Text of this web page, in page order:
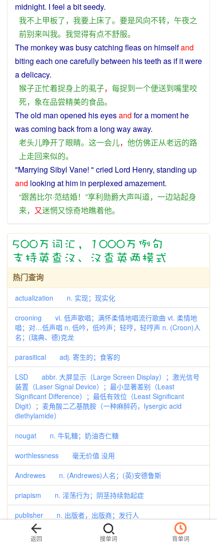
midnight. I feel a bitseedy.
我不上甲板了， 我要上床了。 要是风向不转， 午夜之
前别来叫我。 我觉得有点不舒服。
The monkeywasbusycatching fleason himselfand
biting each one carefully between histeeth as if itwere
adelicacy.
猴子正忙着捉身上的虱子， 每捉到一个便送到嘴里咬
死， 象在品尝精美的食品。
Theold man opened hiseyesand for a moment he
wascoming backfroma long wayaway.
老头儿睁开了眼睛。 这一会儿， 他仿佛正从老远的路
上走回来似的。
"Marrying Sibyl Vane! " cried Lord Henry, standing up
and looking at him in perplexed amazement.
“跟茜比尔·范结婚！”享利勋爵大声叫道， 一边站起身
来， 又迷惘又惊奇地瞧着他。
热门查询
actualization n. 实现；现实化
crooning vi. 低声歌唱；满怀柔情地唱流行歌曲 vt. 柔情地
唱；对…低声唱 n. 低吟，低吟声；轻哼，轻哼声 n. (Croon)人
名；(瑞典、德)克龙
parasitical adj. 寄生的；食客的
LSD abbr. 大屏显示（Large Screen Display）；激光信号
装置（Laser Signal Device）；最小显著差别（Least
Significant Difference）；最低有效位（Least Significant
Digit）；麦角酸二乙基酰胺（一种麻醉药，lysergic acid
diethylamide）
nougat n. 牛轧糖；奶油杏仁糖
worthlessness 毫无价值 没用
Andrewes n. (Andrewes)人名；(英)安德鲁斯
priapism n. 淫荡行为；阴茎持续勃起症
publisher n. 出版者，出版商；发行人
kick-start vt. 以下踢或下压动作来使机器发动；以额外的努
返回 搜单词 背单词